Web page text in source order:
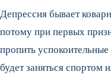
Депрессия бывает
потому при первых
пропить
будет заняться спортом